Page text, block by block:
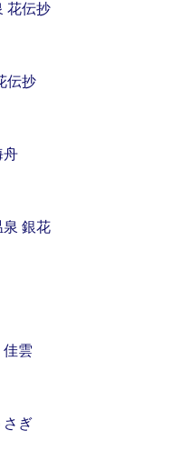
花伝抄
伝抄
舟
銀花
佳雲
さぎ